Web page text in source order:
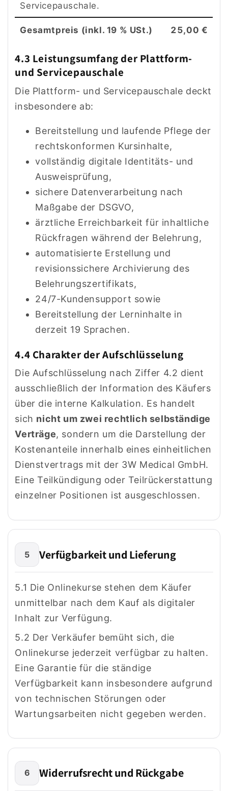
Servicepauschale.
Gesamtpreis (inkl. 19 % USt.) 25,00 €
4.3 Leistungsumfang der Plattform-
und Servicepauschale
Die Plattform- und Servicepauschale deckt
insbesondere ab:
Bereitstellung und laufende Pflege der
rechtskonformen Kursinhalte,
vollständig digitale Identitäts- und
Ausweisprüfung,
sichere Datenverarbeitung nach
Maßgabe der DSGVO,
ärztliche Erreichbarkeit für inhaltliche
Rückfragen während der Belehrung,
automatisierte Erstellung und
revisionssichere Archivierung des
Belehrungs­zertifikats,
24/7-Kundensupport sowie
Bereitstellung der Lerninhalte in
derzeit 19 Sprachen.
4.4 Charakter der Aufschlüsselung
Die Aufschlüsselung nach Ziffer 4.2 dient
ausschließlich der Information des Käufers
über die interne Kalkulation. Es handelt
sich nicht um zwei rechtlich selbständige
Verträge, sondern um die Darstellung der
Kostenanteile innerhalb eines einheitlichen
Dienstvertrags mit der 3W Medical GmbH.
Eine Teilkündigung oder Teilrückerstattung
einzelner Positionen ist ausgeschlossen.
5 Verfügbarkeit und Lieferung
5.1 Die Onlinekurse stehen dem Käufer
unmittelbar nach dem Kauf als digitaler
Inhalt zur Verfügung.
5.2 Der Verkäufer bemüht sich, die
Onlinekurse jederzeit verfügbar zu halten.
Eine Garantie für die ständige
Verfügbarkeit kann insbesondere aufgrund
von technischen Störungen oder
Wartungsarbeiten nicht gegeben werden.
6 Widerrufsrecht und Rückgabe